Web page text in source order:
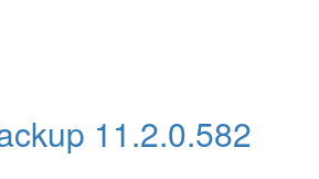
11.2.0.582